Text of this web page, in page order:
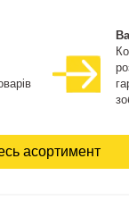
асортимент